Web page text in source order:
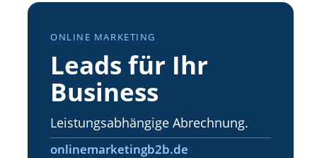
ONLINE MARKETING
Leads für Ihr
Business
Leistungsabhängige Abrechnung.
onlinemarketingb2b.de